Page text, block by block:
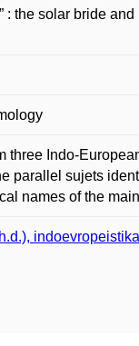
the solar bride
Indo-
parallel sujets
names of the